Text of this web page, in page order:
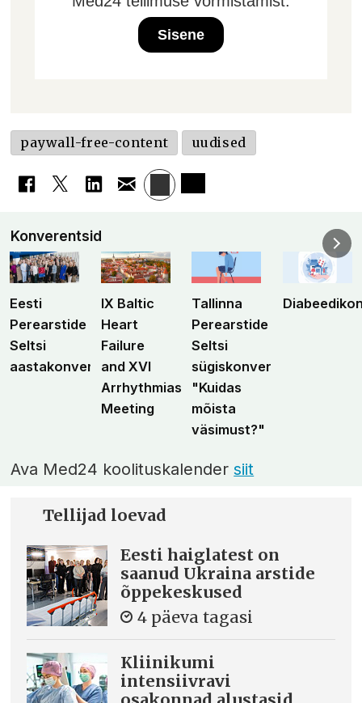
Sisene
paywall-free-content uudised
Konverentsid
Eesti
Perearstide
Seltsi
aastakonverents
IX Baltic
Heart
Failure
and XVI
Arrhythmias
Meeting
Tallinna
Perearstide
Seltsi
sügiskonverents
"Kuidas
mõista
väsimust?"
Ava Med24 koolituskalendersiit
Tellijad loevad
Eesti haiglatest on
saanud Ukraina arstide
õppekeskused
4 päeva tagasi
Kliinikumi
intensiivravi